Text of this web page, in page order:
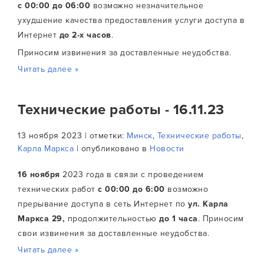
с 00:00 до 06:00 возможно незначительное
ухудшение качества предоставления услуги доступа в
Интернет до 2-х часов.
Приносим извинения за доставленные неудобства.
Читать далее »
Технические работы - 16.11.23
13 ноября 2023 | отметки: Минск, Технические работы,
Карла Маркса | опубликовано в Новости
16 ноября 2023 года в связи с проведением
технических работ с 00:00 до 6:00 возможно
прерывание доступа в сеть Интернет по ул. Карла
Маркса 29, продолжительностью до 1 часа. Приносим
свои извинения за доставленные неудобства.
Читать далее »